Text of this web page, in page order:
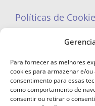
Para fornecer as melhores
cookies para armazenar e/
consentimento para essas
como comportamento de
consentir ou retirar o
Políticas de